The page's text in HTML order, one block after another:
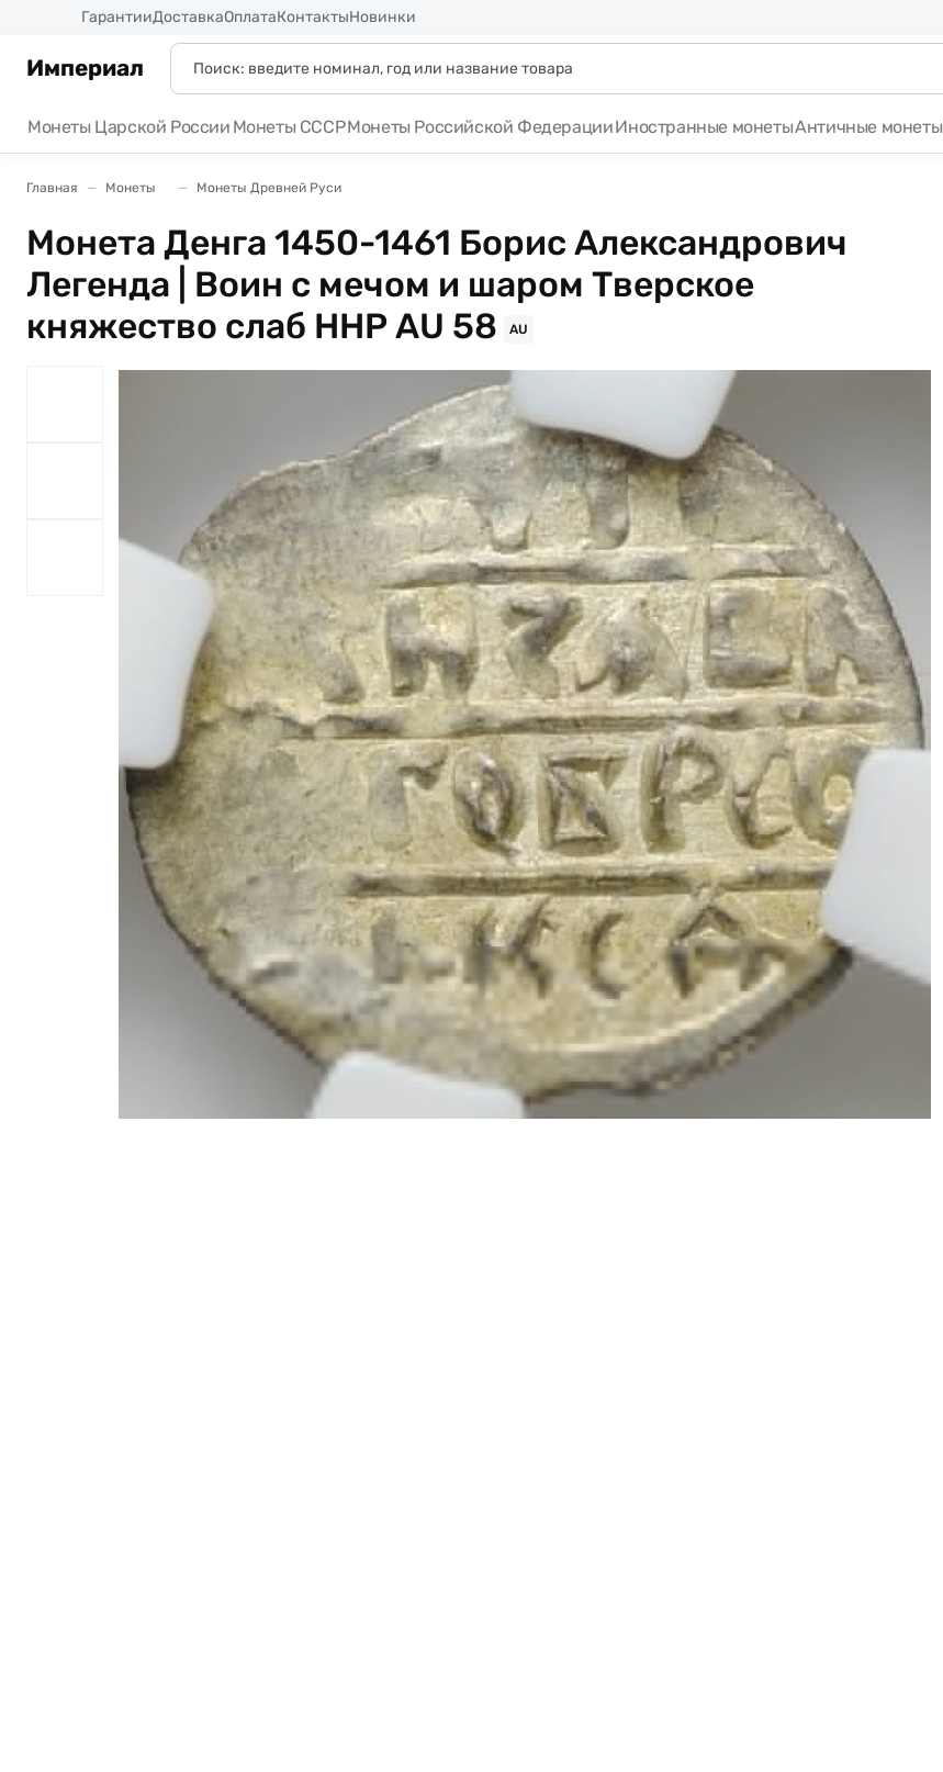
ГарантииДоставкаОплатаКонтактыНовинки
Империал
Монеты Царской России Монеты СССРМонеты Российской ФедерацииИностранные монетыАнтичные монеты
Главная Монеты Монеты Древней Руси
Монета Денга 1450-1461 Борис Александрович
Легенда | Воин с мечом и шаром Тверское
княжество слаб ННР AU 58
AU